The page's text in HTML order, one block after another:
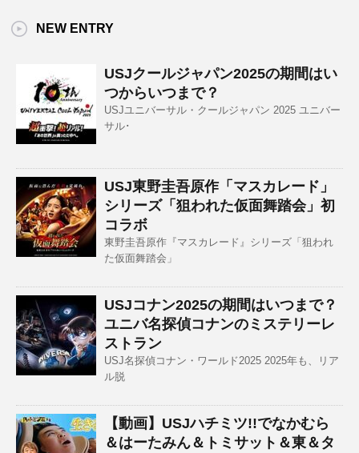
NEW ENTRY
USJクールジャパン2025の期間はい
つからいつまで？
USJユニバーサル・クールジャパン 2025 ユニバー
サル･
USJ東野圭吾原作「マスカレード」
シリーズ「狙われた仮面舞踏会」初
コラボ
東野圭吾原作『マスカレード』シリーズ「狙われ
た仮面舞踏会」
USJコナン2025の期間はいつまで？
ユニバ名探偵コナンのミステリーレ
ストラン
USJ名探偵コナン・ワールド2025 2025年も、リア
ル脱
【動画】USJハチミツ!!でなかむら
＆はーたみん＆トミサット＆東＆タ